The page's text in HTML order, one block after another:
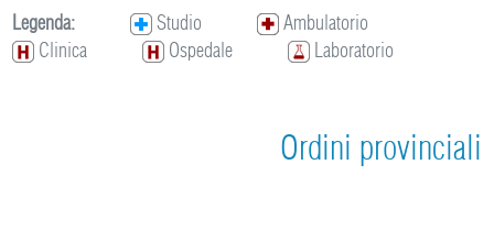
Legenda: Studio
Ambulatorio
Clinica
Ospedale Laboratorio
Ordini provinciali